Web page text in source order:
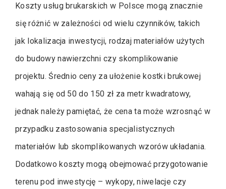
Koszty usług brukarskich w Polsce mogą znacznie
się różnić w zależności od wielu czynników, takich
jak lokalizacja inwestycji, rodzaj materiałów użytych
do budowy nawierzchni czy skomplikowanie
projektu. Średnio ceny za ułożenie kostki brukowej
wahają się od 50 do 150 zł za metr kwadratowy,
jednak należy pamiętać, że cena ta może wzrosnąć w
przypadku zastosowania specjalistycznych
materiałów lub skomplikowanych wzorów układania.
Dodatkowo koszty mogą obejmować przygotowanie
terenu pod inwestycję – wykopy, niwelacje czy